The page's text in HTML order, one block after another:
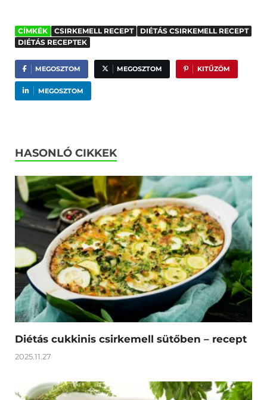
CÍMKÉK CSIRKEMELL RECEPT
DIÉTÁS CSIRKEMELL RECEPT
DIÉTÁS RECEPTEK
MEGOSZTOM MEGOSZTOM KITŰZÖM
MEGOSZTOM
HASONLÓ CIKKEK
Diétás cukkinis csirkemell sütőben – recept
2025.11.27